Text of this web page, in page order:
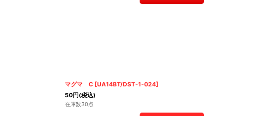
マグマ C [UA14BT/DST-1-024]
50円(税込)
在庫数30点